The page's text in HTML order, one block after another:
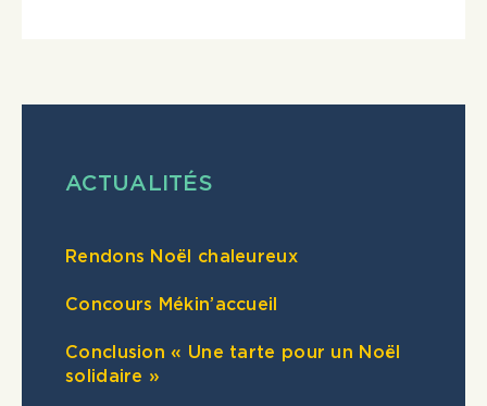
ACTUALITÉS
Rendons Noël chaleureux
Concours Mékin’accueil
Conclusion « Une tarte pour un Noël
solidaire »